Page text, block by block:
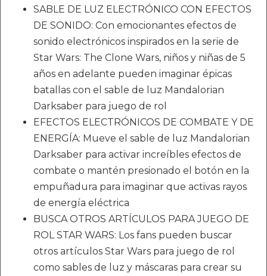
SABLE DE LUZ ELECTRÓNICO CON EFECTOS
DE SONIDO: Con emocionantes efectos de
sonido electrónicos inspirados en la serie de
Star Wars: The Clone Wars, niños y niñas de 5
años en adelante pueden imaginar épicas
batallas con el sable de luz Mandalorian
Darksaber para juego de rol
EFECTOS ELECTRÓNICOS DE COMBATE Y DE
ENERGÍA: Mueve el sable de luz Mandalorian
Darksaber para activar increíbles efectos de
combate o mantén presionado el botón en la
empuñadura para imaginar que activas rayos
de energía eléctrica
BUSCA OTROS ARTÍCULOS PARA JUEGO DE
ROL STAR WARS: Los fans pueden buscar
otros artículos Star Wars para juego de rol
como sables de luz y máscaras para crear su